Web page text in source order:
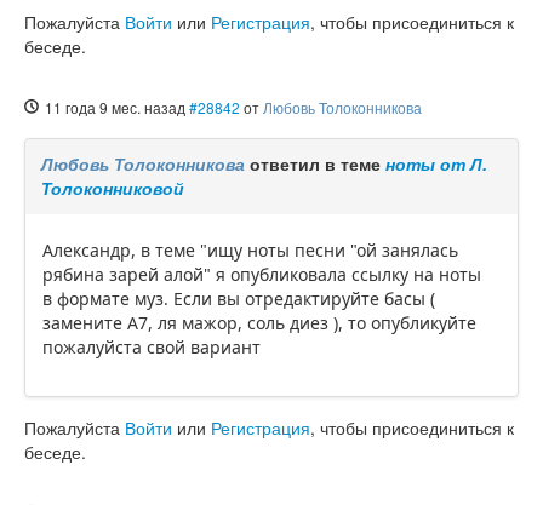
Пожалуйста Войти или Регистрация, чтобы присоединиться к
беседе.
11 года 9 мес. назад #28842 от Любовь Толоконникова
Любовь Толоконникова ответил в теме ноты от Л.
Толоконниковой
Александр, в теме "ищу ноты песни "ой занялась
рябина зарей алой" я опубликовала ссылку на ноты
в формате муз. Если вы отредактируйте басы (
замените А7, ля мажор, соль диез ), то опубликуйте
пожалуйста свой вариант
Пожалуйста Войти или Регистрация, чтобы присоединиться к
беседе.